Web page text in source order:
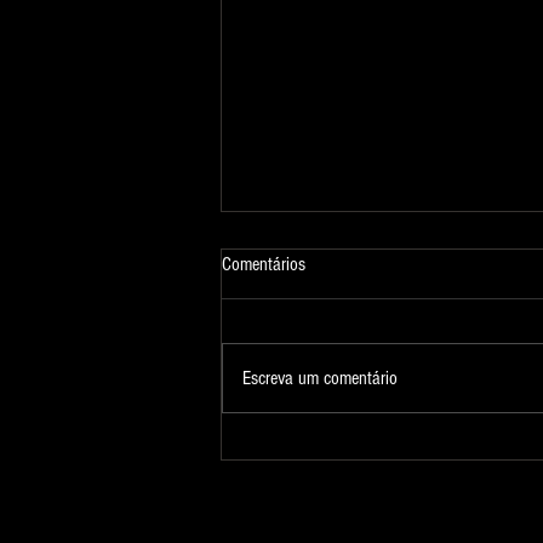
Fotografia 324
Comentários
Escreva um comentário